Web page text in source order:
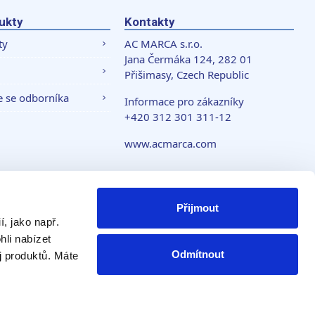
jako např.
nabízet
produktů. Máte
Přijmout
Odmítnout
se odborníka
Kontakty
AC MARCA s.r.o.
Jana Čermáka 124, 282 01
Přišimasy, Czech Republic
Informace pro zákazníky
+420 312 301 311-12
www.acmarca.com